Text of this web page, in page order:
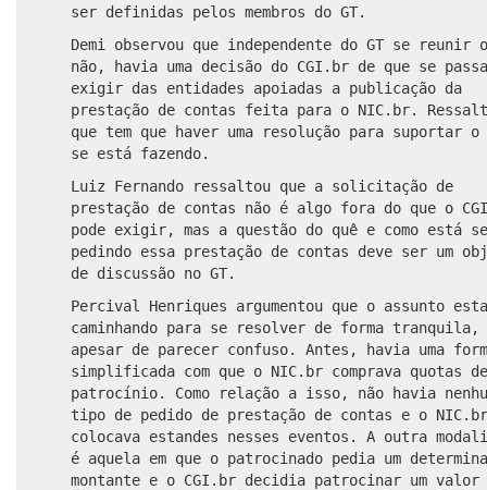
ser definidas pelos membros do GT.
Demi observou que independente do GT se reunir
não, havia uma decisão do CGI.br de que se
exigir das entidades apoiadas a publicação da
prestação de contas feita para o NIC.br.
que tem que haver uma resolução para suportar o
se está fazendo.
Luiz Fernando ressaltou que a solicitação de
prestação de contas não é algo fora do que o
pode exigir, mas a questão do quê e como está se
pedindo essa prestação de contas deve ser um
de discussão no GT.
Percival Henriques argumentou que o assunto
caminhando para se resolver de forma tranquila,
apesar de parecer confuso. Antes, havia uma
simplificada com que o NIC.br comprava quotas de
patrocínio. Como relação a isso, não havia
tipo de pedido de prestação de contas e o NIC.br
colocava estandes nesses eventos. A outra
é aquela em que o patrocinado pedia um
montante e o CGI.br decidia patrocinar um valor